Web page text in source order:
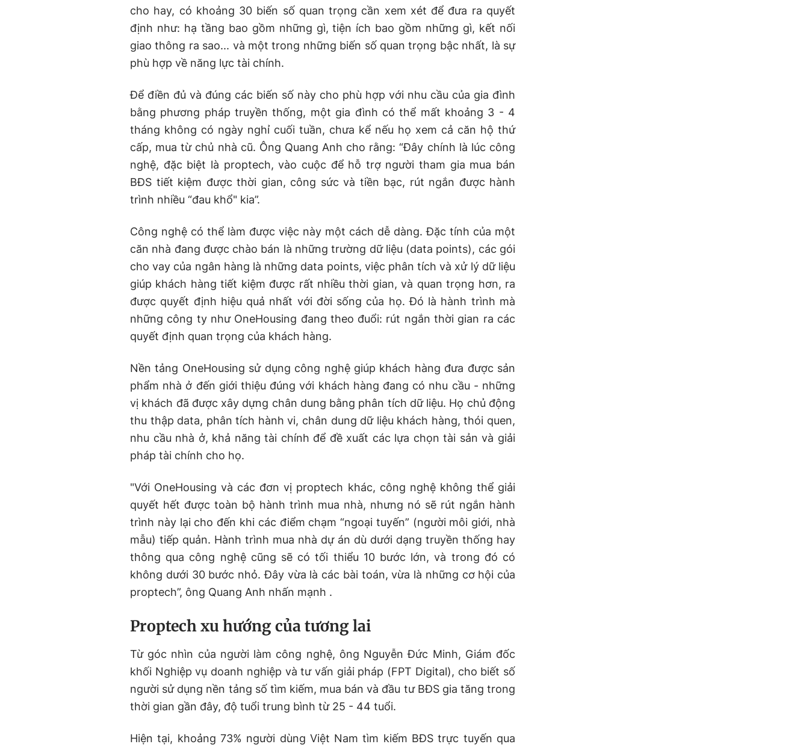
cho hay, có khoảng 30 biến số quan trọng cần xem xét để đưa ra quyết
định như: hạ tầng bao gồm những gì, tiện ích bao gồm những gì, kết nối
giao thông ra sao... và một trong những biến số quan trọng bậc nhất, là sự
phù hợp về năng lực tài chính.
Để điền đủ và đúng các biến số này cho phù hợp với nhu cầu của gia đình
bằng phương pháp truyền thống, một gia đình có thể mất khoảng 3 - 4
tháng không có ngày nghỉ cuối tuần, chưa kể nếu họ xem cả căn hộ thứ
cấp, mua từ chủ nhà cũ. Ông Quang Anh cho rằng: “Đây chính là lúc công
nghệ, đặc biệt là proptech, vào cuộc để hỗ trợ người tham gia mua bán
BĐS tiết kiệm được thời gian, công sức và tiền bạc, rút ngắn được hành
trình nhiều “đau khổ" kia”.
Công nghệ có thể làm được việc này một cách dễ dàng. Đặc tính của một
căn nhà đang được chào bán là những trường dữ liệu (data points), các gói
cho vay của ngân hàng là những data points, việc phân tích và xử lý dữ liệu
giúp khách hàng tiết kiệm được rất nhiều thời gian, và quan trọng hơn, ra
được quyết định hiệu quả nhất với đời sống của họ. Đó là hành trình mà
những công ty như OneHousing đang theo đuổi: rút ngắn thời gian ra các
quyết định quan trọng của khách hàng.
Nền tảng OneHousing sử dụng công nghệ giúp khách hàng đưa được sản
phẩm nhà ở đến giới thiệu đúng với khách hàng đang có nhu cầu - những
vị khách đã được xây dựng chân dung bằng phân tích dữ liệu. Họ chủ động
thu thập data, phân tích hành vi, chân dung dữ liệu khách hàng, thói quen,
nhu cầu nhà ở, khả năng tài chính để đề xuất các lựa chọn tài sản và giải
pháp tài chính cho họ.
"Với OneHousing và các đơn vị proptech khác, công nghệ không thể giải
quyết hết được toàn bộ hành trình mua nhà, nhưng nó sẽ rút ngắn hành
trình này lại cho đến khi các điểm chạm “ngoại tuyến” (người môi giới, nhà
mẫu) tiếp quản. Hành trình mua nhà dự án dù dưới dạng truyền thống hay
thông qua công nghệ cũng sẽ có tối thiểu 10 bước lớn, và trong đó có
không dưới 30 bước nhỏ. Đây vừa là các bài toán, vừa là những cơ hội của
proptech”, ông Quang Anh nhấn mạnh .
Proptech xu hướng của tương lai
Từ góc nhìn của người làm công nghệ, ông Nguyễn Đức Minh, Giám đốc
khối Nghiệp vụ doanh nghiệp và tư vấn giải pháp (FPT Digital), cho biết số
người sử dụng nền tảng số tìm kiếm, mua bán và đầu tư BĐS gia tăng trong
thời gian gần đây, độ tuổi trung bình từ 25 - 44 tuổi.
Hiện tại, khoảng 73% người dùng Việt Nam tìm kiếm BĐS trực tuyến qua